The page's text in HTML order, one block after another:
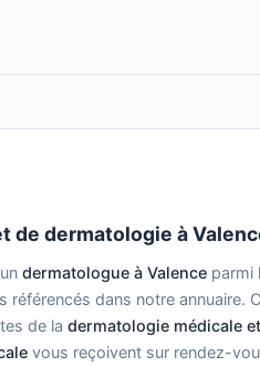
de dermatologie à
dermatologue à Valence parmi
référencés dans notre annuaire.
de la dermatologie médicale et
vous reçoivent sur rendez-